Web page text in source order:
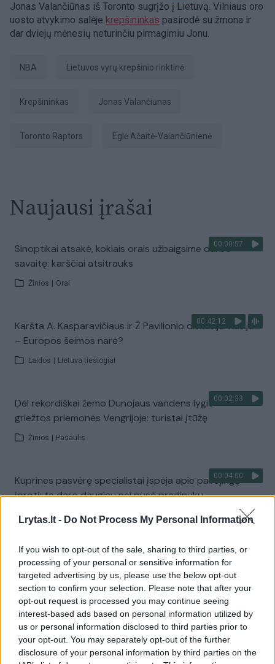
Lrytas.lt - Do Not Process My Personal Information
If you wish to opt-out of the sale, sharing to third parties, or
processing of your personal or sensitive information for
targeted advertising by us, please use the below opt-out
section to confirm your selection. Please note that after your
opt-out request is processed you may continue seeing
interest-based ads based on personal information utilized by
us or personal information disclosed to third parties prior to
your opt-out. You may separately opt-out of the further
disclosure of your personal information by third parties on the
Jonas Valančiūnas iš Toronto sugrįžo į Lietuvą. Vilniaus oro
uosto atvykimo salėje krepšininkas pasirodė su žmona ir
dar dviejų mėnesių neturinčiu pirmagimiu Jonu.
NBA Lietuvos vyrų krepšinio rinktinė
krepšininkas Jonas Valančiūnas
Toronto Raptors Eglė Ačaitė-Valančiūnienė
Naujausi įrašai
00:00:57
Sinoptikai atsakė, kokiais orais užbaigsime darbo
savaitę: karščiai atsitrauks
Žinios Orai
00:42:12
Karšta A. Kasparavičiaus ir Ž Pavilionio diskusija: Rusija
– Europos šeimos narė?
Laidos Lietuva tiesiogiai
00:02:33
Dėl rekordiškai žemo Dunojaus vandens lygio –
griežtos priemonės Vengrijoje: turistai įtūžę
Žinios Pasaulis
00:04:00
Kuprines pasvėrę specialistai įspėja apie pavojingą
įprotį: tą daro daugiau nei pusė pradinukų
Žinios | Lietuvos diena
Visi įrašai
Žiūrimiausi įrašai
00:00:30
Vaizdai iš tragiškos avarijos Vilniaus r.: dviejų moterų ir